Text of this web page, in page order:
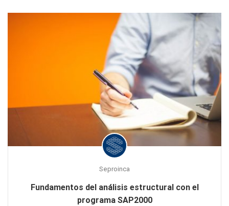
Seproinca
Fundamentos del análisis estructural con el
programa SAP2000